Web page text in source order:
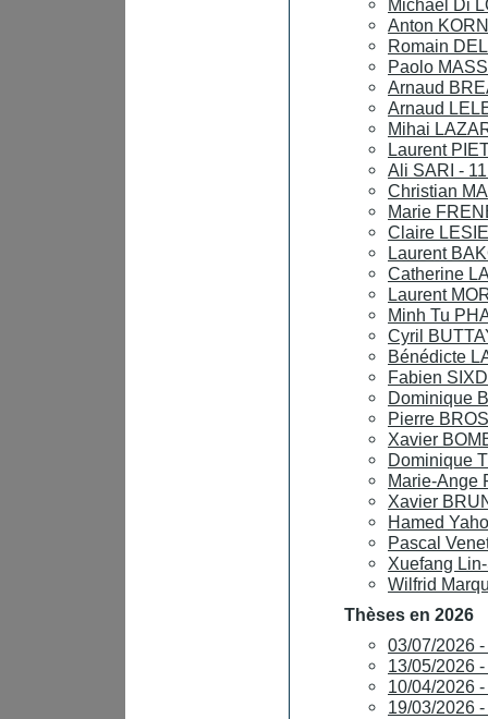
Michael Di
Anton
Romain
Paolo
Arnaud
Arnaud
Mihai
Laurent
Ali SARI -
Christian
Marie
Claire
Laurent
Catherine
Laurent
Minh Tu
Cyril
Bénédicte
Fabien
Dominique
Pierre
Xavier
Dominique
Marie-Ange
Xavier
Hamed
Pascal
Xuefang
Wilfrid
Thèses en 2026
03/07/2026
13/05/2026
10/04/2026
19/03/2026